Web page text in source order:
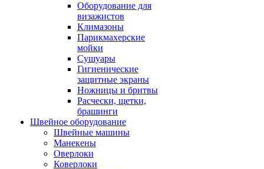
Оборудование для
визажистов
Климазоны
Парикмахерские
мойки
Сушуары
Гигиенические
защитные экраны
Ножницы и бритвы
Расчески, щетки,
брашинги
Швейное оборудование
Швейные машины
Манекены
Оверлоки
Коверлоки